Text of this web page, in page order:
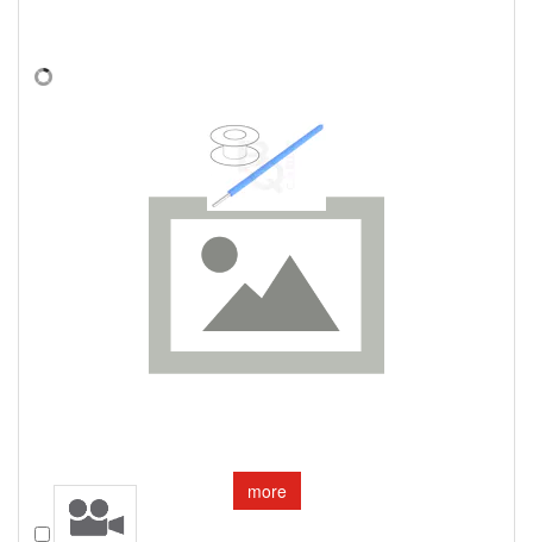
more
Compare